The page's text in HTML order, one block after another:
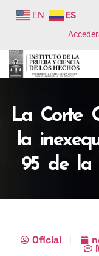
EN ES
Acceder
La Corte
la
95 de la
Oficial